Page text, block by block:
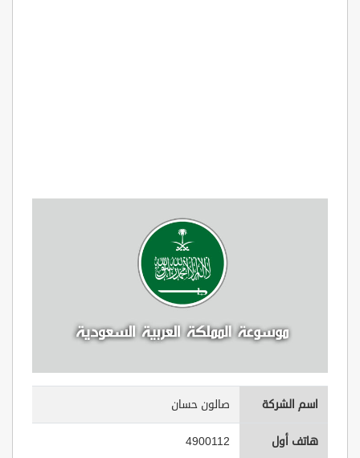
اسم الشركة صالون حسان
هاتف أول 4900112